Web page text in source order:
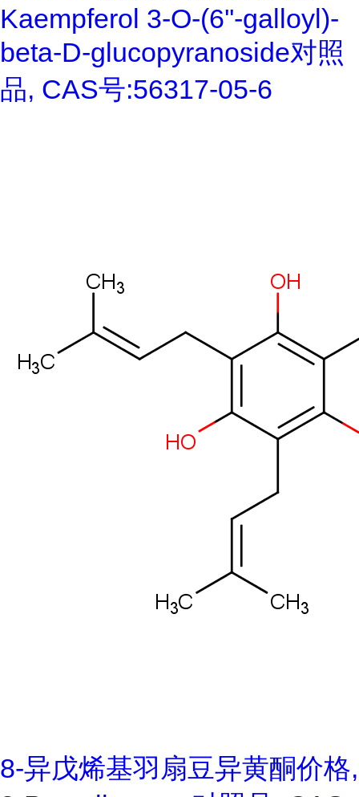
Kaempferol 3-O-(6''-galloyl)-
beta-D-glucopyranoside对照
品, CAS号:56317-05-6
8-异戊烯基羽扇豆异黄酮价格,